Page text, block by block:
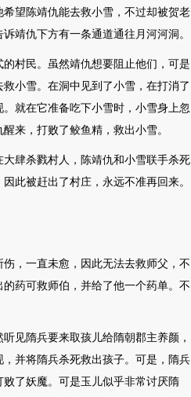
望陈靖仇能去救小雪，不过却被贺老
靖仇下方有一条通道通往月河河洞。
村民。虽然靖仇想要阻止他们，可是
小雪。在洞中见到了小雪，在打消了
就在它准备吃下小雪时，小雪身上忽
来，打败了鲛鱼精，救出小雪。
肆杀戮村人，陈靖仇和小雪联手杀死
此被赶出了村庄，永远不准再回来。
，一直未愈，因此无法去救师父，不
药可救师伯，并给了他一个药单。不
见隋兵要来取孩儿给隋朝郡主养颜，
并将隋兵杀死救出孩子。可是，隋兵
了妖魔。可是玉儿似乎非常讨厌隋